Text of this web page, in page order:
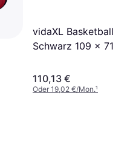
vidaXL
Schwarz 109 x 71 x
110,13 €
Oder 19,02 €/Mon.¹